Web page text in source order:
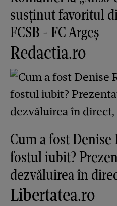
susținut favoritul
FCSB - FC Argeș
Redactia.ro
Cum a fost Denise
fostul iubit?
dezvăluirea în
Libertatea.ro